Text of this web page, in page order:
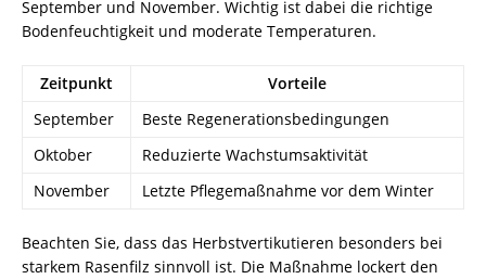
September und November. Wichtig ist dabei die richtige
Bodenfeuchtigkeit und moderate Temperaturen.
Zeitpunkt
Vorteile
September
Beste Regenerationsbedingungen
Oktober
Reduzierte Wachstumsaktivität
November
Letzte Pflegemaßnahme vor dem Winter
Beachten Sie, dass das Herbstvertikutieren besonders bei
starkem Rasenfilz sinnvoll ist. Die Maßnahme lockert den